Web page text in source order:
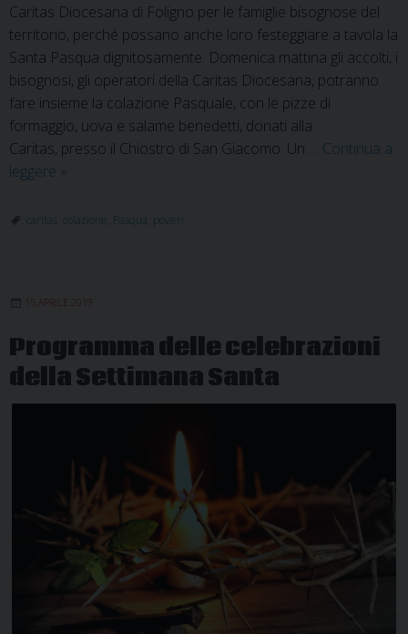
Caritas Diocesana di Foligno per le famiglie bisognose del
territorio, perché possano anche loro festeggiare a tavola la
Santa Pasqua dignitosamente. Domenica mattina gli accolti, i
bisognosi, gli operatori della Caritas Diocesana, potranno
fare insieme la colazione Pasquale, con le pizze di
formaggio, uova e salame benedetti, donati alla
Caritas, presso il Chiostro di San Giacomo. Un … Continua a
leggere La
pasquale
bisognose
i
poveri
»
caritas colazione Pasqua poveri
15 APRILE 2019
Programma delle celebrazioni
della Settimana Santa